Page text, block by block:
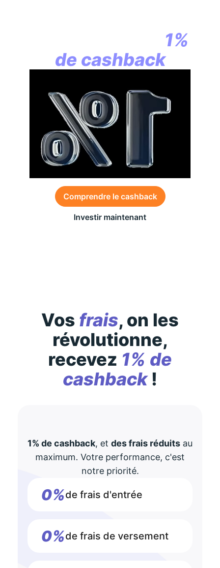
1%
de cashback
Comprendre le cashback
Investir maintenant
Vos frais, on les
révolutionne,
recevez 1% de
cashback!
1% de cashback, et des frais réduits au
maximum. Votre performance, c'est
notre priorité.
0%de frais d'entrée
0%de frais de versement